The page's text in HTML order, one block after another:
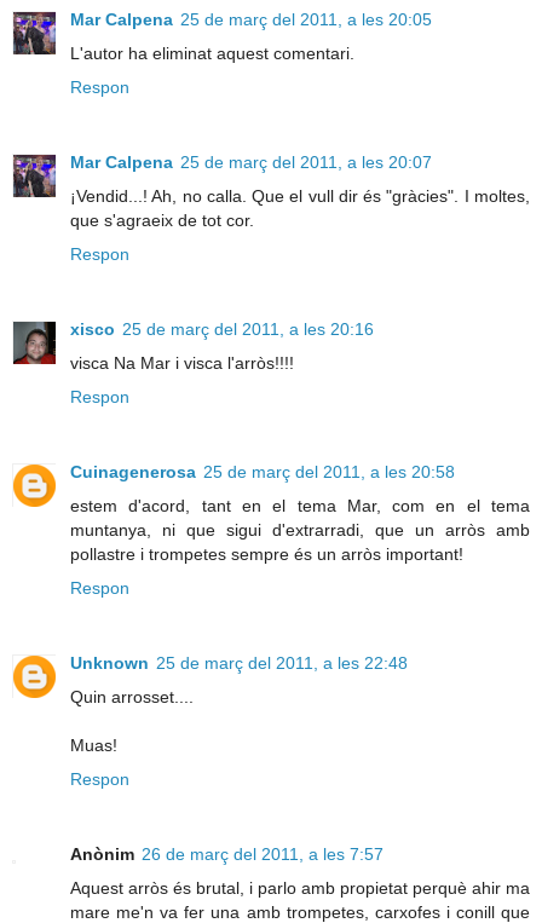
Mar Calpena 25 de març del 2011, a les 20:05
L'autor ha eliminat aquest comentari.
Respon
Mar Calpena 25 de març del 2011, a les 20:07
¡Vendid...! Ah, no calla. Que el vull dir és "gràcies". I moltes,
que s'agraeix de tot cor.
Respon
xisco 25 de març del 2011, a les 20:16
visca Na Mar i visca l'arròs!!!!
Respon
Cuinagenerosa 25 de març del 2011, a les 20:58
estem d'acord, tant en el tema Mar, com en el tema
muntanya, ni que sigui d'extrarradi, que un arròs amb
pollastre i trompetes sempre és un arròs important!
Respon
Unknown 25 de març del 2011, a les 22:48
Quin arrosset....
Muas!
Respon
Anònim 26 de març del 2011, a les 7:57
Aquest arròs és brutal, i parlo amb propietat perquè ahir ma
mare me'n va fer una amb trompetes, carxofes i conill que